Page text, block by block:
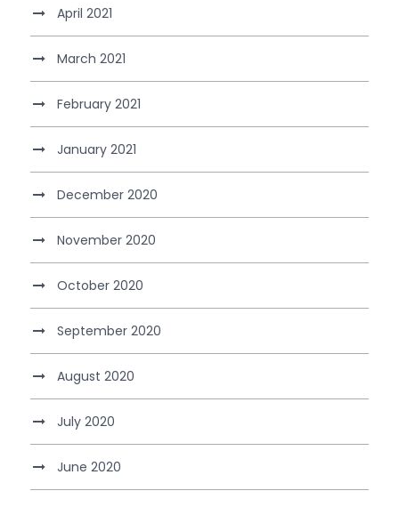
April 2021
March 2021
February 2021
January 2021
December 2020
November 2020
October 2020
September 2020
August 2020
July 2020
June 2020